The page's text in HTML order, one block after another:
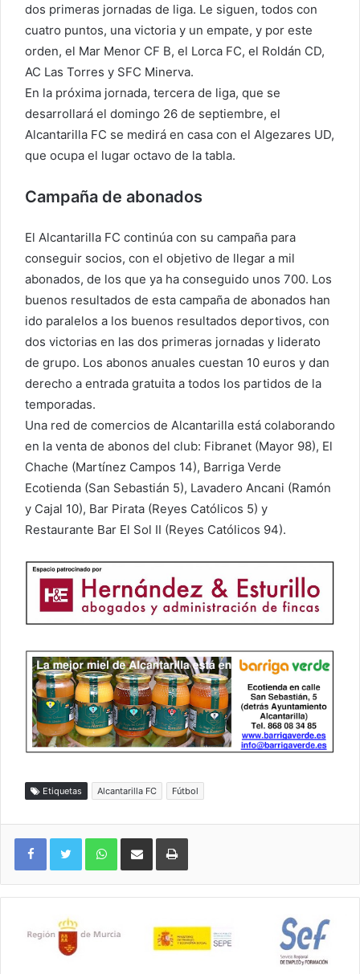
dos primeras jornadas de liga. Le siguen, todos con
cuatro puntos, una victoria y un empate, y por este
orden, el Mar Menor CF B, el Lorca FC, el Roldán CD,
AC Las Torres y SFC Minerva.
En la próxima jornada, tercera de liga, que se
desarrollará el domingo 26 de septiembre, el
Alcantarilla FC se medirá en casa con el Algezares UD,
que ocupa el lugar octavo de la tabla.
Campaña de abonados
El Alcantarilla FC continúa con su campaña para
conseguir socios, con el objetivo de llegar a mil
abonados, de los que ya ha conseguido unos 700. Los
buenos resultados de esta campaña de abonados han
ido paralelos a los buenos resultados deportivos, con
dos victorias en las dos primeras jornadas y liderato
de grupo. Los abonos anuales cuestan 10 euros y dan
derecho a entrada gratuita a todos los partidos de la
temporadas.
Una red de comercios de Alcantarilla está colaborando
en la venta de abonos del club: Fibranet (Mayor 98), El
Chache (Martínez Campos 14), Barriga Verde
Ecotienda (San Sebastián 5), Lavadero Ancani (Ramón
y Cajal 10), Bar Pirata (Reyes Católicos 5) y
Restaurante Bar El Sol II (Reyes Católicos 94).
Etiquetas Alcantarilla FC Fútbol
WhatsAppCompartir por correo electrónicoImprimir